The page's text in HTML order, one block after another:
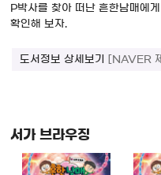
P박사를 찾아 떠난 흔한남매에
확인해 보자.
도서정보 상세보기 [NAVER
서가 브라우징